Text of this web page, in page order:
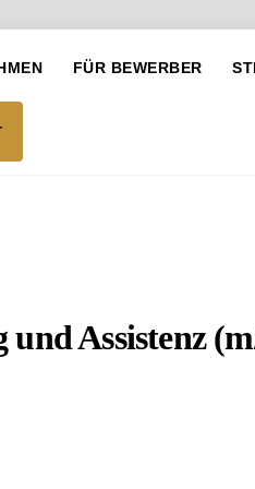
FÜR BEWERBER
Assistenz